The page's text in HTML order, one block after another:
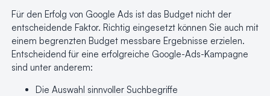
Für den Erfolg von Google Ads ist das Budget nicht der
entscheidende Faktor. Richtig eingesetzt können Sie auch mit
einem begrenzten Budget messbare Ergebnisse erzielen.
Entscheidend für eine erfolgreiche Google-Ads-Kampagne
sind unter anderem:
Die Auswahl sinnvoller Suchbegriffe